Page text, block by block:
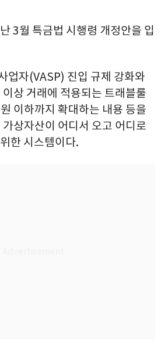
3월 특금법 시행령 개정안을 입
업자(VASP) 진입 규제 강화와
상 거래에 적용되는 트래블룰
이하까지 확대하는 내용 등을
상자산이 어디서 오고 어디로
한 시스템이다.